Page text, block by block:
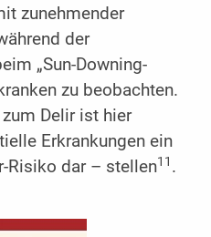
zunehmender
der
„Sun-Downing-
zu beobachten.
Delir ist hier
Erkrankungen ein
Risiko dar – stellen11 .